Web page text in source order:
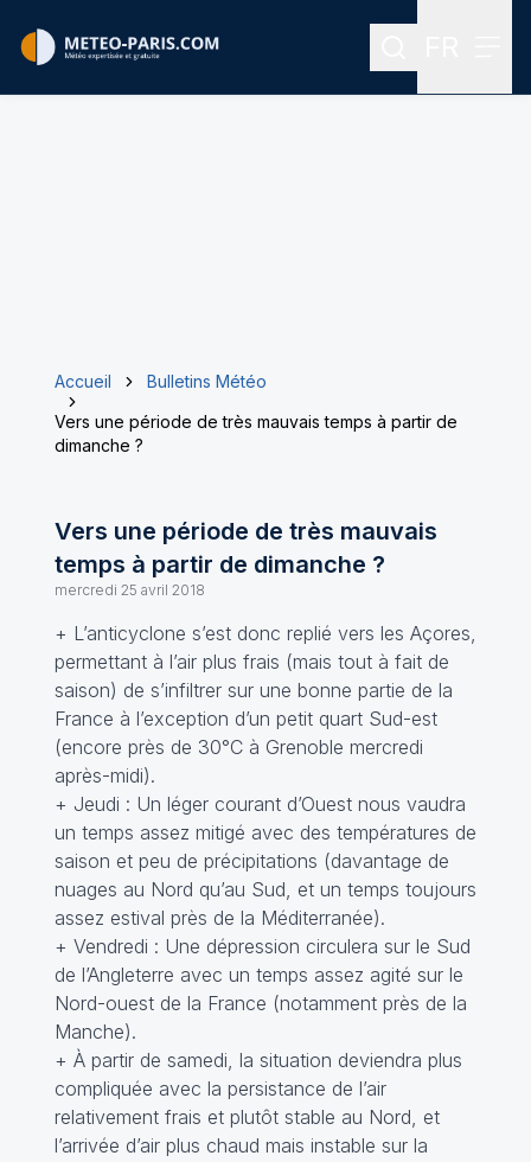
Rechercher
Accueil
Bulletins Météo
Vers une période de très mauvais temps à partir de
dimanche ?
Vers une période de très mauvais
temps à partir de dimanche ?
mercredi 25 avril 2018
+ L’anticyclone s’est donc replié vers les Açores,
permettant à l’air plus frais (mais tout à fait de
saison) de s’infiltrer sur une bonne partie de la
France à l’exception d’un petit quart Sud-est
(encore près de 30°C à Grenoble mercredi
après-midi).
+ Jeudi : Un léger courant d’Ouest nous vaudra
un temps assez mitigé avec des températures de
saison et peu de précipitations (davantage de
nuages au Nord qu’au Sud, et un temps toujours
assez estival près de la Méditerranée).
+ Vendredi : Une dépression circulera sur le Sud
de l’Angleterre avec un temps assez agité sur le
Nord-ouest de la France (notamment près de la
Manche).
+ À partir de samedi, la situation deviendra plus
compliquée avec la persistance de l’air
relativement frais et plutôt stable au Nord, et
l’arrivée d’air plus chaud mais instable sur la